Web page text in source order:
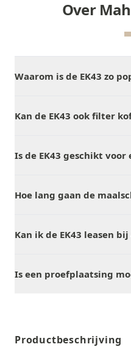
Over
Waarom is de EK43 zo
Kan de EK43 ook filter
Is de EK43 geschikt voor
Hoe lang gaan de
Kan ik de EK43 leasen
Is een proefplaatsing
Productbeschrijving